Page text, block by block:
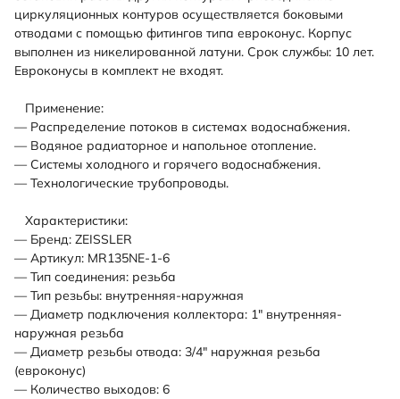
циркуляционных контуров осуществляется боковыми
отводами с помощью фитингов типа евроконус. Корпус
выполнен из никелированной латуни. Срок службы: 10 лет.
Евроконусы в комплект не входят.
Применение:
— Распределение потоков в системах водоснабжения.
— Водяное радиаторное и напольное отопление.
— Системы холодного и горячего водоснабжения.
— Технологические трубопроводы.
Характеристики:
— Бренд: ZEISSLER
— Артикул: MR135NE-1-6
— Тип соединения: резьба
— Тип резьбы: внутренняя-наружная
— Диаметр подключения коллектора: 1" внутренняя-
наружная резьба
— Диаметр резьбы отвода: 3/4" наружная резьба
(евроконус)
— Количество выходов: 6